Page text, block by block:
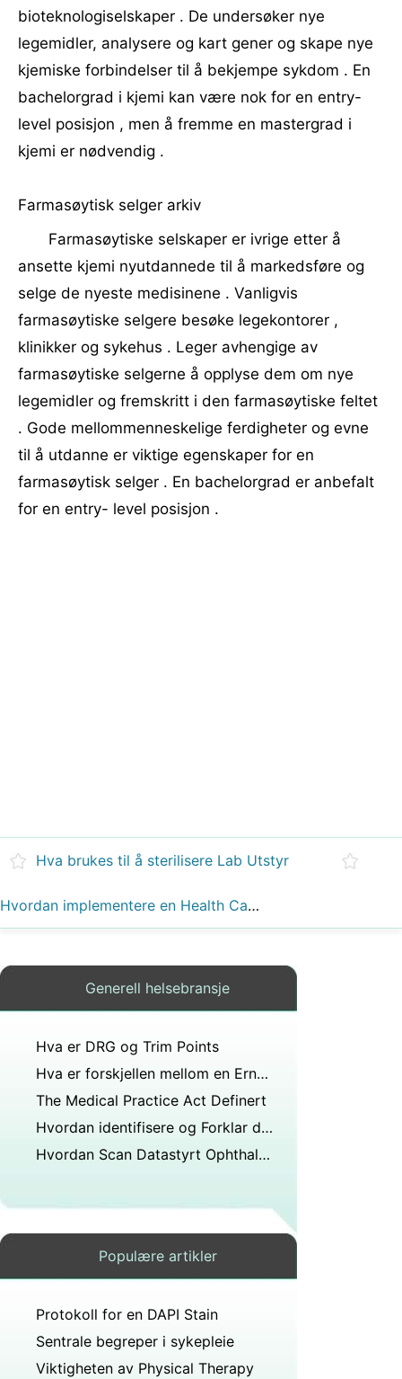
bioteknologiselskaper . De undersøker nye
legemidler, analysere og kart gener og skape nye
kjemiske forbindelser til å bekjempe sykdom . En
bachelorgrad i kjemi kan være nok for en entry-
level posisjon , men å fremme en mastergrad i
kjemi er nødvendig .
Farmasøytisk selger arkiv
Farmasøytiske selskaper er ivrige etter å
ansette kjemi nyutdannede til å markedsføre og
selge de nyeste medisinene . Vanligvis
farmasøytiske selgere besøke legekontorer ,
klinikker og sykehus . Leger avhengige av
farmasøytiske selgerne å opplyse dem om nye
legemidler og fremskritt i den farmasøytiske feltet
. Gode ​​mellommenneskelige ferdigheter og evne
til å utdanne er viktige egenskaper for en
farmasøytisk selger . En bachelorgrad er anbefalt
for en entry- level posisjon .
Hva brukes til å sterilisere Lab Utstyr
Hvordan implementere en Health Care Program
Generell helsebransje
Hva er DRG og Trim Points
Hva er forskjellen mellom en Ernæringsfysiolog &en dietetiker
The Medical Practice Act Definert
Hvordan identifisere og Forklar de viktigste målene for DNA analyse
Hvordan Scan Datastyrt Ophthalmic Diagnostic Testing
Populære artikler
Protokoll for en DAPI Stain
Sentrale begreper i sykepleie
Viktigheten av Physical Therapy